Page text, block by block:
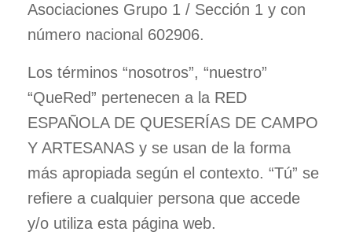
Asociaciones Grupo 1 / Sección 1 y con
número nacional 602906.
Los términos “nosotros”, “nuestro”
“QueRed” pertenecen a la RED
ESPAÑOLA DE QUESERÍAS DE CAMPO
Y ARTESANAS y se usan de la forma
más apropiada según el contexto. “Tú” se
refiere a cualquier persona que accede
y/o utiliza esta página web.